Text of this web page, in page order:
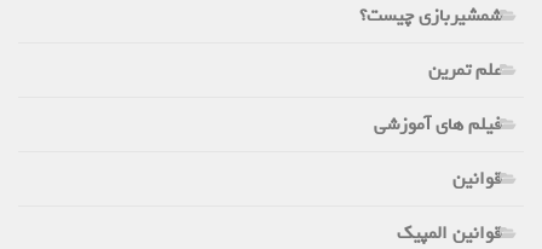
شمشیربازی چیست؟
علم تمرین
فیلم های آموزشی
قوانین
قوانین المپیک